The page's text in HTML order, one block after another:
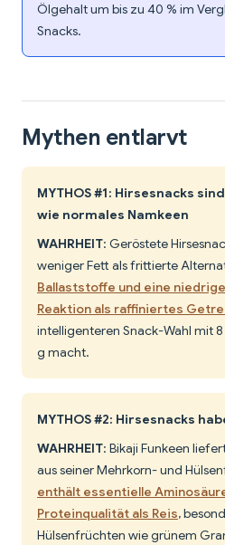
Ölgehalt um bis zu 40 % im
Snacks.
Mythen entlarvt
MYTHOS #1: Hirsesnacks
wie normales Namkeen
WAHRHEIT: Geröstete
weniger Fett als frittierte
Ballaststoffe und eine
Reaktion als raffiniertes
intelligenteren Snack-Wahl mit
g macht.
MYTHOS #2: Hirsesnacks
WAHRHEIT: Bikaji Funkeen
aus seiner Mehrkorn- und
enthält essentielle
Proteinqualität als Reis,
Hülsenfrüchten wie grünem